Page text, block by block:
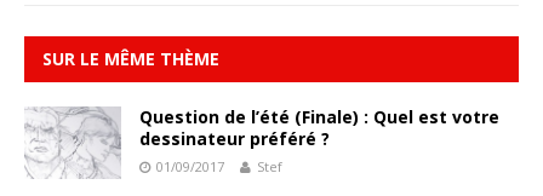
SUR LE MÊME THÈME
Question de l’été (Finale) : Quel est votre
dessinateur préféré ?
01/09/2017 Stef